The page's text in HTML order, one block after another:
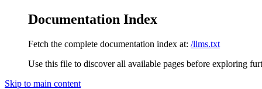
Documentation Index
Fetch the complete documentation index at: /llms.txt
Use this file to discover all available pages before exploring
Skip to main content